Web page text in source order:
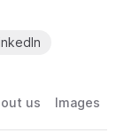
us Images